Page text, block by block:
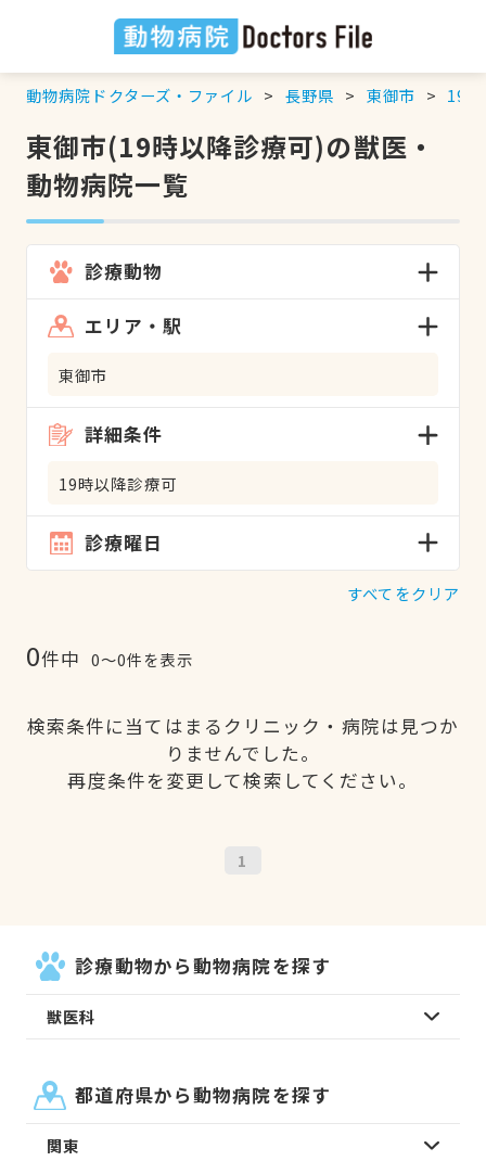
動物病院ドクターズ・ファイル 長野県 東御市 19
東御市(19時以降診療可)の獣医・
動物病院一覧
診療動物
エリア・駅
東御市
詳細条件
19時以降診療可
診療曜日
すべてをクリア
0件中 0〜0件を表示
検索条件に当てはまるクリニック・病院は見つか
りませんでした。
再度条件を変更して検索してください。
1
診療動物から動物病院を探す
獣医科
都道府県から動物病院を探す
関東